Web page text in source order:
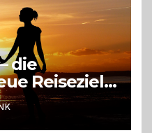
die
Reiseziele